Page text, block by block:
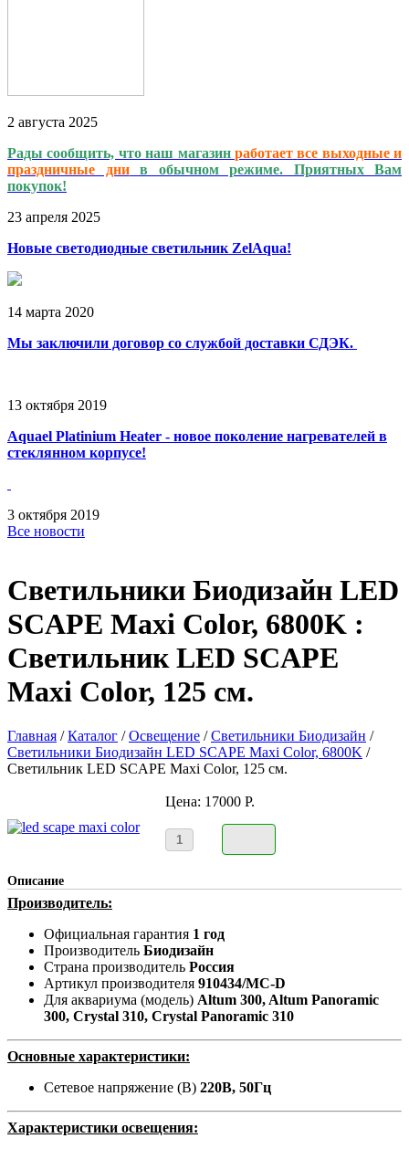
2 августа 2025
Рады сообщить, что наш магазин работает все выходные и
праздничные днив обычном режиме. Приятных Вам
покупок!
23 апреля 2025
Новые светодиодные светильник ZelAqua!
14 марта 2020
Мы заключили договор со службой доставки СДЭК.
13 октября 2019
Aquael Platinium Heater - новое поколение нагревателей в
стеклянном корпусе!
3 октября 2019
Все новости
Светильники Биодизайн LED
SCAPE Maxi Color, 6800K :
Светильник LED SCAPE
Maxi Color, 125 см.
Главная /Каталог /Освещение /Светильники Биодизайн /
Светильники Биодизайн LED SCAPE Maxi Color, 6800K /
Светильник LED SCAPE Maxi Color, 125 см.
Цена: 17000 Р.
Описание
Производитель:
Официальная гарантия 1 год
Производитель Биодизайн
Страна производитель Россия
Артикул производителя 910434/MC-D
Для аквариума (модель) Altum 300, Altum Panoramic
300, Crystal 310, Crystal Panoramic 310
Основные характеристики:
Сетевое напряжение (В) 220В, 50Гц
Характеристики освещения: